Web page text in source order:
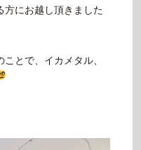
方にお越し頂きました
とで、イカメタル、